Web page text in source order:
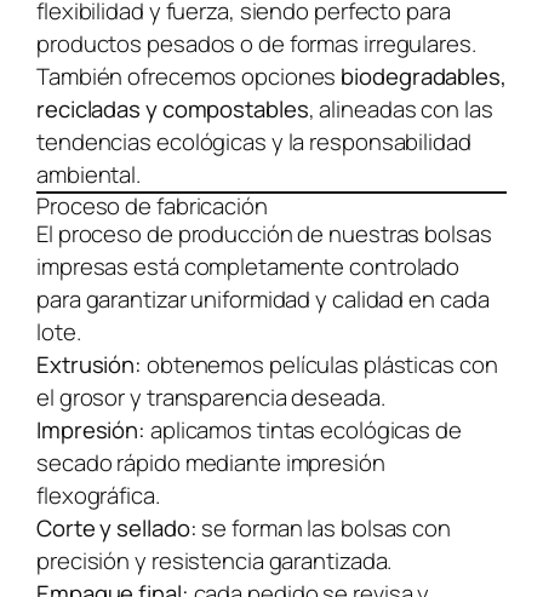
flexibilidad y fuerza, siendo perfecto para
productos pesados o de formas irregulares.
También ofrecemos opciones biodegradables,
recicladas y compostables, alineadas con las
tendencias ecológicas y la responsabilidad
ambiental.
Proceso de fabricación
El proceso de producción de nuestras bolsas
impresas está completamente controlado
para garantizar uniformidad y calidad en cada
lote.
Extrusión: obtenemos películas plásticas con
el grosor y transparencia deseada.
Impresión: aplicamos tintas ecológicas de
secado rápido mediante impresión
flexográfica.
Corte y sellado: se forman las bolsas con
precisión y resistencia garantizada.